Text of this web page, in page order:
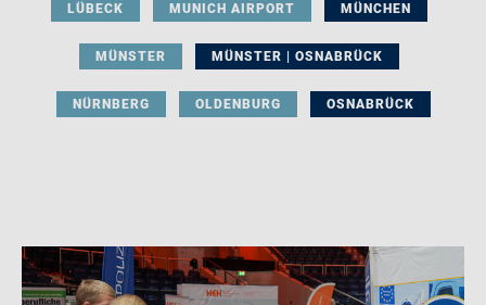
LÜBECK MUNICH AIRPORT MÜNCHEN
MÜNSTER MÜNSTER | OSNABRÜCK
NÜRNBERG OLDENBURG OSNABRÜCK